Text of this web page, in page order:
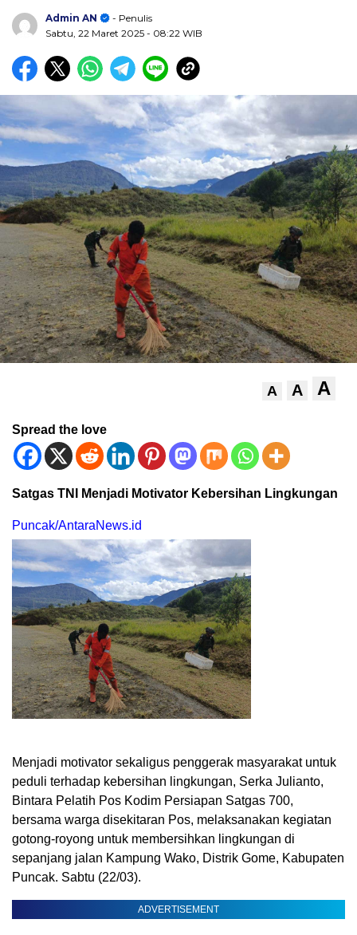
Admin AN
- Penulis
Sabtu, 22 Maret 2025 - 08:22 WIB
A A A
Spread the love
Satgas TNI Menjadi Motivator Kebersihan Lingkungan
Puncak/AntaraNews.id
Menjadi motivator sekaligus penggerak masyarakat untuk
peduli terhadap kebersihan lingkungan, Serka Julianto,
Bintara Pelatih Pos Kodim Persiapan Satgas 700,
bersama warga disekitaran Pos, melaksanakan kegiatan
gotong-royong untuk membersihkan lingkungan di
sepanjang jalan Kampung Wako, Distrik Gome, Kabupaten
Puncak. Sabtu (22/03).
ADVERTISEMENT